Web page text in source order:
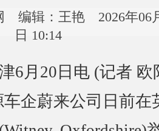
编辑：王艳 2026年06
日 10:14
月20日电 (记者 欧
企蔚来公司日前在